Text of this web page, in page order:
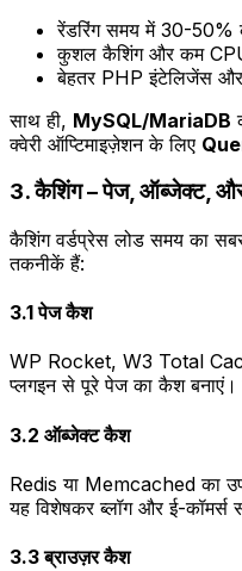
रेंडरिंग समय में 30-50%
कुशल कैशिंग और कम
बेहतर PHP इंटेलिजेंस और
साथ ही, MySQL/MariaDB
क्वेरी ऑप्टिमाइज़ेशन के लिए
3. कैशिंग – पेज, ऑब्जेक्ट,
कैशिंग वर्डप्रेस लोड समय का
तकनीकें हैं:
3.1 पेज कैश
WP Rocket, W3 Total
प्लगइन से पूरे पेज का कैश बनाएं।
3.2 ऑब्जेक्ट कैश
Redis या Memcached का
यह विशेषकर ब्लॉग और ई-कॉमर्स
3.3 ब्राउज़र कैश